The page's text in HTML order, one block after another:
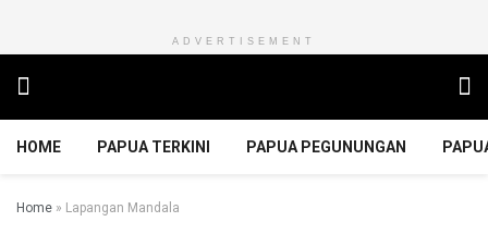
ADVERTISEMENT
HOME PAPUA TERKINI PAPUA PEGUNUNGAN
Home » Lapangan Mandala